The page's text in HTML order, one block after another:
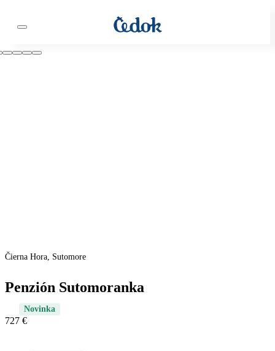
Čierna Hora, Sutomore
Penzión Sutomoranka
Novinka
727 €